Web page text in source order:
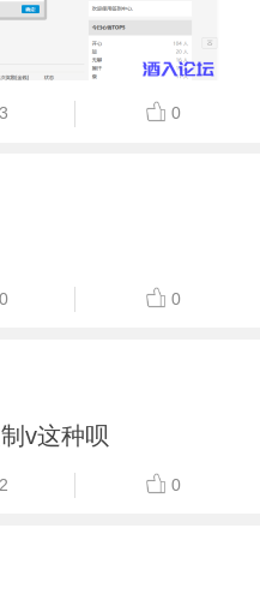
3 0
0 0
v这种呗
2 0